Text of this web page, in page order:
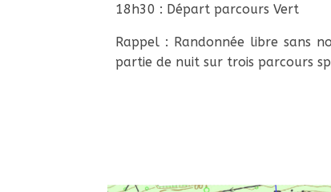
18h30 : Départ parcours Vert
Rappel : Randonnée libre sans
partie de nuit sur trois parcours